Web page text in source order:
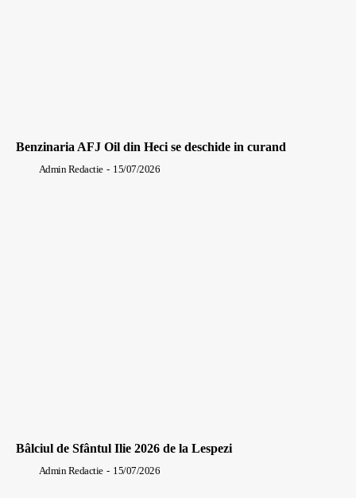
Benzinaria AFJ Oil din Heci se deschide in curand
Admin Redactie - 15/07/2026
Bâlciul de Sfântul Ilie 2026 de la Lespezi
Admin Redactie - 15/07/2026